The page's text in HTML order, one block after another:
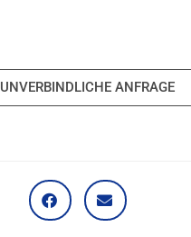
UNVERBINDLICHE ANFRAGE